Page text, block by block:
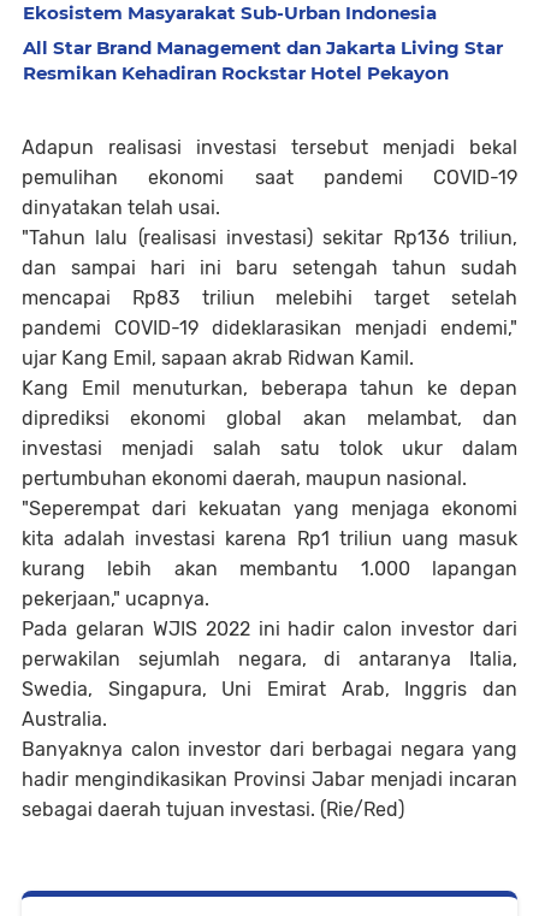
Ekosistem Masyarakat Sub-Urban Indonesia
All Star Brand Management dan Jakarta Living Star
Resmikan Kehadiran Rockstar Hotel Pekayon
Adapun realisasi investasi tersebut menjadi bekal
pemulihan ekonomi saat pandemi COVID-19
dinyatakan telah usai.
"Tahun lalu (realisasi investasi) sekitar Rp136 triliun,
dan sampai hari ini baru setengah tahun sudah
mencapai Rp83 triliun melebihi target setelah
pandemi COVID-19 dideklarasikan menjadi endemi,"
ujar Kang Emil, sapaan akrab Ridwan Kamil.
Kang Emil menuturkan, beberapa tahun ke depan
diprediksi ekonomi global akan melambat, dan
investasi menjadi salah satu tolok ukur dalam
pertumbuhan ekonomi daerah, maupun nasional.
"Seperempat dari kekuatan yang menjaga ekonomi
kita adalah investasi karena Rp1 triliun uang masuk
kurang lebih akan membantu 1.000 lapangan
pekerjaan," ucapnya.
Pada gelaran WJIS 2022 ini hadir calon investor dari
perwakilan sejumlah negara, di antaranya Italia,
Swedia, Singapura, Uni Emirat Arab, Inggris dan
Australia.
Banyaknya calon investor dari berbagai negara yang
hadir mengindikasikan Provinsi Jabar menjadi incaran
sebagai daerah tujuan investasi. (Rie/Red)